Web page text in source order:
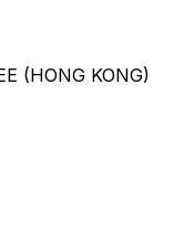
(HONG KONG)